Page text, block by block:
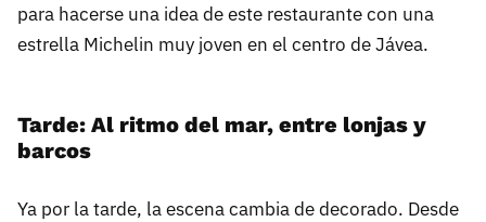
para hacerse una idea de este restaurante con una
estrella Michelin muy joven en el centro de Jávea.
Tarde: Al ritmo del mar, entre lonjas y
barcos
Ya por la tarde, la escena cambia de decorado. Desde